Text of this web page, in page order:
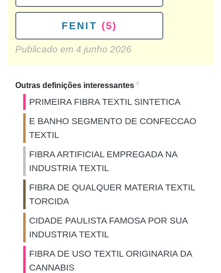
FENIT (5)
Publicado em 4 junho 2026
Outras definições interessantes 9
PRIMEIRA FIBRA TEXTIL SINTETICA
E BANHO SEGMENTO DE CONFECCAO
TEXTIL
FIBRA ARTIFICIAL EMPREGADA NA
INDUSTRIA TEXTIL
FIBRA DE QUALQUER MATERIA TEXTIL
TORCIDA
CIDADE PAULISTA FAMOSA POR SUA
INDUSTRIA TEXTIL
FIBRA DE USO TEXTIL ORIGINARIA DA
CANNABIS